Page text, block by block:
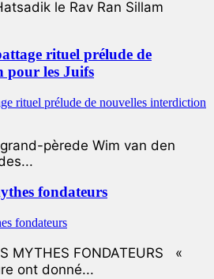
le Rav Ran Sillam
rituel prélude de
pour les Juifs
pèrede Wim van den
fondateurs
MYTHES FONDATEURS «
ont donné...